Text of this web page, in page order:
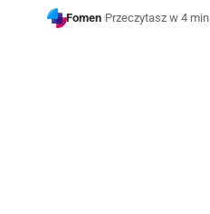
Fomen Przeczytasz w 4 min